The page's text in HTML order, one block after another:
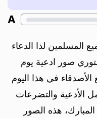
A
المسلمين لذا الدعاء
صور ادعية يوم
في هذا اليوم
الأدعية والتضرعات
هذه الصور